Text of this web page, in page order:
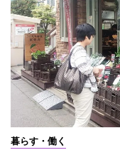
暮らす・働く